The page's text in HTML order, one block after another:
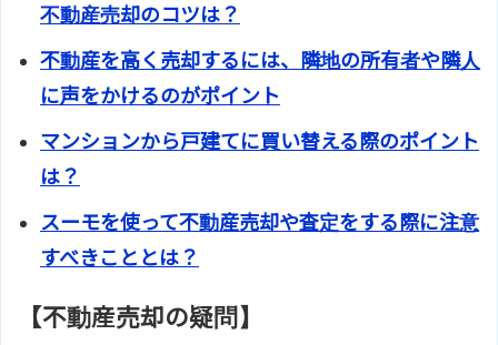
不動産売却のコツは？
不動産を高く売却するには、隣地の所有者や隣人
に声をかけるのがポイント
マンションから戸建てに買い替える際のポイント
は？
スーモを使って不動産売却や査定をする際に注意
すべきこととは？
【不動産売却の疑問】